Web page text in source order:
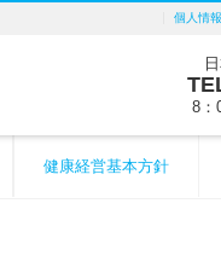
個人情
8：
健康経営基本方針